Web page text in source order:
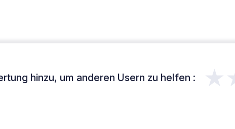
hinzu, um anderen Usern zu helfen :